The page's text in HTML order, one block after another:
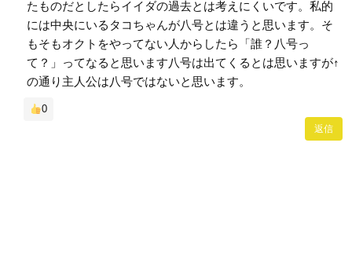
たものだとしたらイイダの過去とは考えにくいです。私的
には中央にいるタコちゃんが八号とは違うと思います。そ
もそもオクトをやってない人からしたら「誰？八号っ
て？」ってなると思います八号は出てくるとは思いますが↑
の通り主人公は八号ではないと思います。
0
返信